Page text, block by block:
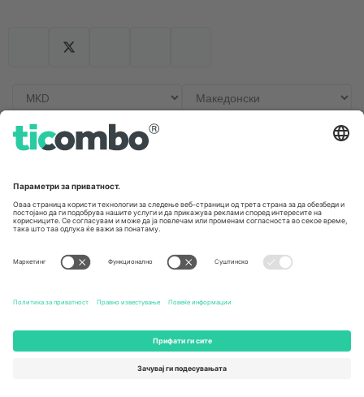
Канцеларии и поддршка
Germany
Unter den Linden 24, 10117
Berlin, Germany
167 City Road, London, Greater
131 Continental Dr, Suite 305,
Dorfstrasse 52a, 6390
United Arab Emirates